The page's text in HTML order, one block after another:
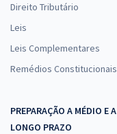
Direito Tributário
Leis
Leis Complementares
Remédios Constitucionais
PREPARAÇÃO A MÉDIO E A
LONGO PRAZO